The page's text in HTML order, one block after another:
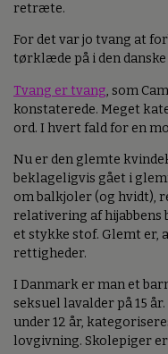
retræte.
For det var jo tvang at
tørklæde på i den
Tvang er tvang, som
konstaterede. Meget
ord. I hvert fald for en
Nu er den glemte
beklageligvis gået i
om balkjoler (og hvidt),
relativering af hijabbens
et stykke stof. Glemt er,
rettigheder.
I Danmark er man et
seksuel lavalder på 15
under 12 år,
lovgivning. Skolepiger